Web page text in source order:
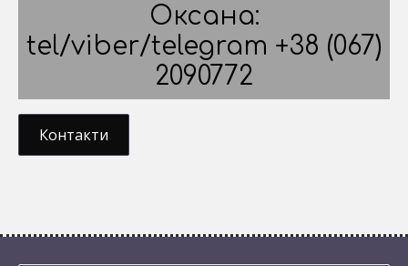
Оксана:
tel/viber/telegram +38 (067)
2090772
Контакти